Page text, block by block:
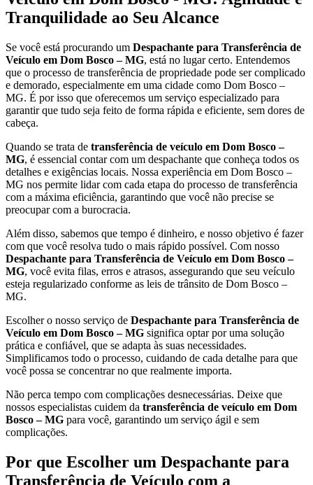
Tranquilidade ao Seu Alcance
Se você está procurando um Despachante para Transferência de
Veículo em Dom Bosco – MG, está no lugar certo. Entendemos
que o processo de transferência de propriedade pode ser complicado
e demorado, especialmente em uma cidade como Dom Bosco –
MG. É por isso que oferecemos um serviço especializado para
garantir que tudo seja feito de forma rápida e eficiente, sem dores de
cabeça.
Quando se trata de transferência de veículo em Dom Bosco –
MG, é essencial contar com um despachante que conheça todos os
detalhes e exigências locais. Nossa experiência em Dom Bosco –
MG nos permite lidar com cada etapa do processo de transferência
com a máxima eficiência, garantindo que você não precise se
preocupar com a burocracia.
Além disso, sabemos que tempo é dinheiro, e nosso objetivo é fazer
com que você resolva tudo o mais rápido possível. Com nosso
Despachante para Transferência de Veículo em Dom Bosco –
MG, você evita filas, erros e atrasos, assegurando que seu veículo
esteja regularizado conforme as leis de trânsito de Dom Bosco –
MG.
Escolher o nosso serviço de Despachante para Transferência de
Veículo em Dom Bosco – MG significa optar por uma solução
prática e confiável, que se adapta às suas necessidades.
Simplificamos todo o processo, cuidando de cada detalhe para que
você possa se concentrar no que realmente importa.
Não perca tempo com complicações desnecessárias. Deixe que
nossos especialistas cuidem da transferência de veículo em Dom
Bosco – MG para você, garantindo um serviço ágil e sem
complicações.
Por que Escolher um Despachante para
Transferência de Veículo com a